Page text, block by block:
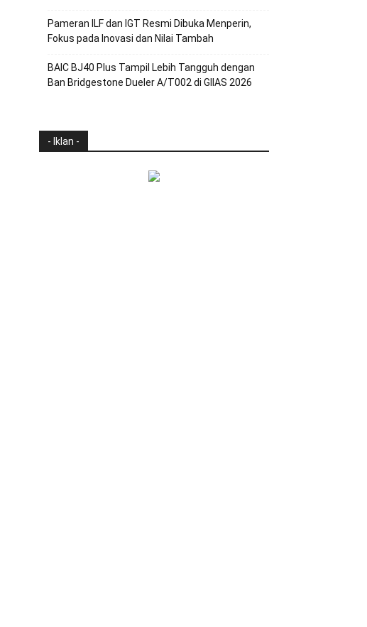
Pameran ILF dan IGT Resmi Dibuka Menperin,
Fokus pada Inovasi dan Nilai Tambah
BAIC BJ40 Plus Tampil Lebih Tangguh dengan
Ban Bridgestone Dueler A/T002 di GIIAS 2026
- Iklan -